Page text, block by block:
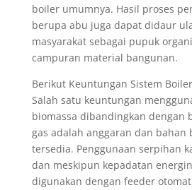
boiler umumnya. Hasil proses
berupa abu juga dapat didaur
masyarakat sebagai pupuk
campuran material bangunan.
Berikut Keuntungan Sistem
Salah satu keuntungan
biomassa dibandingkan dengan
gas adalah anggaran dan bahan
tersedia. Penggunaan serpihan
dan meskipun kepadatan
digunakan dengan feeder